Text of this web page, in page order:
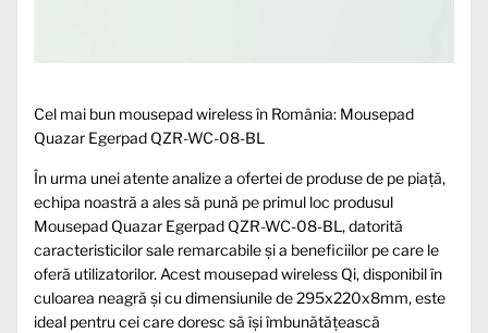
Cel mai bun mousepad wireless în România: Mousepad
Quazar Egerpad QZR-WC-08-BL
În urma unei atente analize a ofertei de produse de pe piață,
echipa noastră a ales să pună pe primul loc produsul
Mousepad Quazar Egerpad QZR-WC-08-BL, datorită
caracteristicilor sale remarcabile și a beneficiilor pe care le
oferă utilizatorilor. Acest mousepad wireless Qi, disponibil în
culoarea neagră și cu dimensiunile de 295x220x8mm, este
ideal pentru cei care doresc să își îmbunătățească